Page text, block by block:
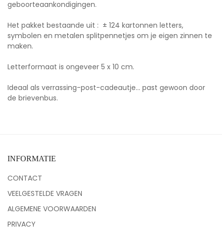
geboorteaankondigingen.
Het pakket bestaande uit : ± 124 kartonnen letters,
symbolen en metalen splitpennetjes om je eigen zinnen te
maken.
Letterformaat is ongeveer 5 x 10 cm.
Ideaal als verrassing-post-cadeautje... past gewoon door
de brievenbus.
INFORMATIE
CONTACT
VEELGESTELDE VRAGEN
ALGEMENE VOORWAARDEN
PRIVACY